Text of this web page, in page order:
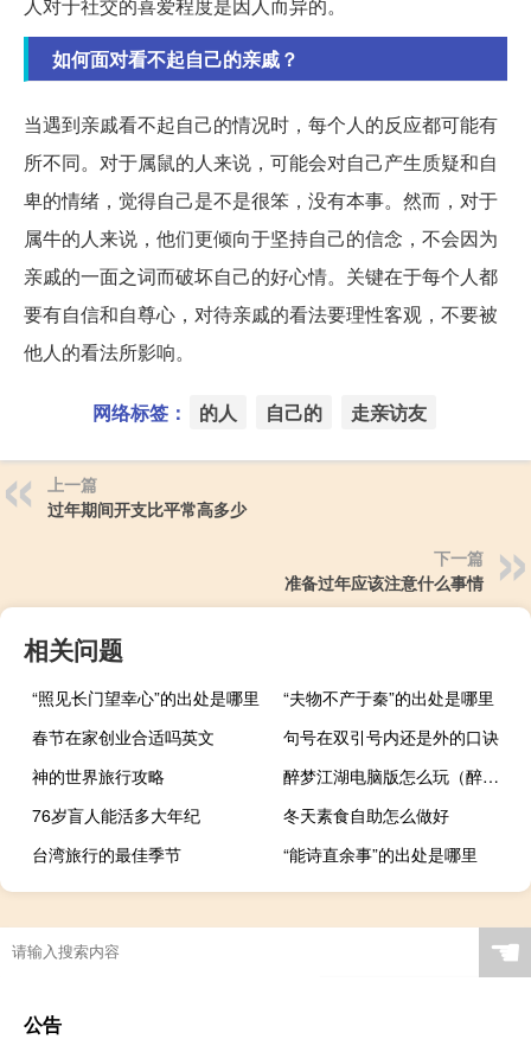
如何面对看不起自己的亲戚？
当遇到亲戚看不起自己的情况时，每个人的反应都可能有
所不同。对于属鼠的人来说，可能会对自己产生质疑和自
卑的情绪，觉得自己是不是很笨，没有本事。然而，对于
属牛的人来说，他们更倾向于坚持自己的信念，不会因为
亲戚的一面之词而破坏自己的好心情。关键在于每个人都
要有自信和自尊心，对待亲戚的看法要理性客观，不要被
他人的看法所影响。
网络标签： 的人 自己的 走亲访友
上一篇
过年期间开支比平常高多少
下一篇
准备过年应该注意什么事情
相关问题
“照见长门望幸心”的出处是哪里
“夫物不产于秦”的出处是哪里
春节在家创业合适吗英文
句号在双引号内还是外的口诀
神的世界旅行攻略
醉梦江湖电脑版怎么玩（醉梦江湖电脑版）
76岁盲人能活多大年纪
冬天素食自助怎么做好
台湾旅行的最佳季节
“能诗直余事”的出处是哪里
☚
公告